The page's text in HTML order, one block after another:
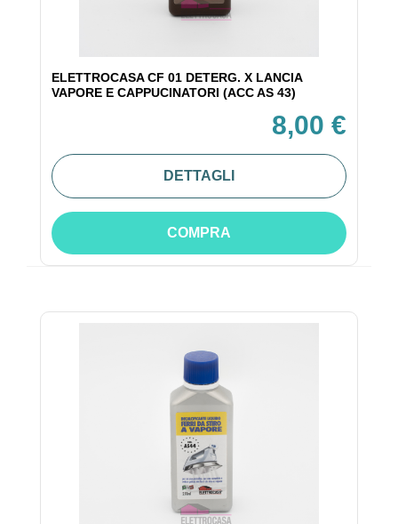
ELETTROCASA CF 01 DETERG. X LANCIA
VAPORE E CAPPUCINATORI (ACC AS 43)
8,00 €
DETTAGLI
COMPRA